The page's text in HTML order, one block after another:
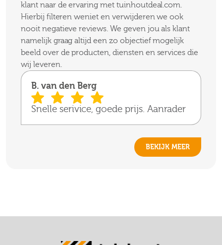
klant naar de ervaring met tuinhoutdeal.com.
Hierbij filteren weniet en verwijderen we ook
nooit negatieve reviews. We geven jou als klant
namelijk graag altijd een zo objectief mogelijk
beeld over de producten, diensten en services die
wij leveren.
B. van den Berg
Snelle serivice, goede prijs. Aanrader
BEKIJK MEER